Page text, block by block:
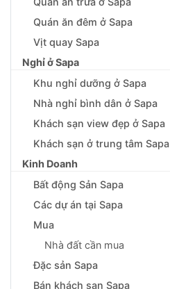
Quán ăn đêm ở Sapa
Vịt quay Sapa
Nghỉ ở Sapa
Khu nghỉ dưỡng ở Sapa
Nhà nghỉ bình dân ở Sapa
Khách sạn view đẹp ở Sapa
Khách sạn ở trung tâm Sapa
Kinh Doanh
Bất động Sản Sapa
Các dự án tại Sapa
Mua
Nhà đất cần mua
Đặc sản Sapa
Bán khách sạn Sapa